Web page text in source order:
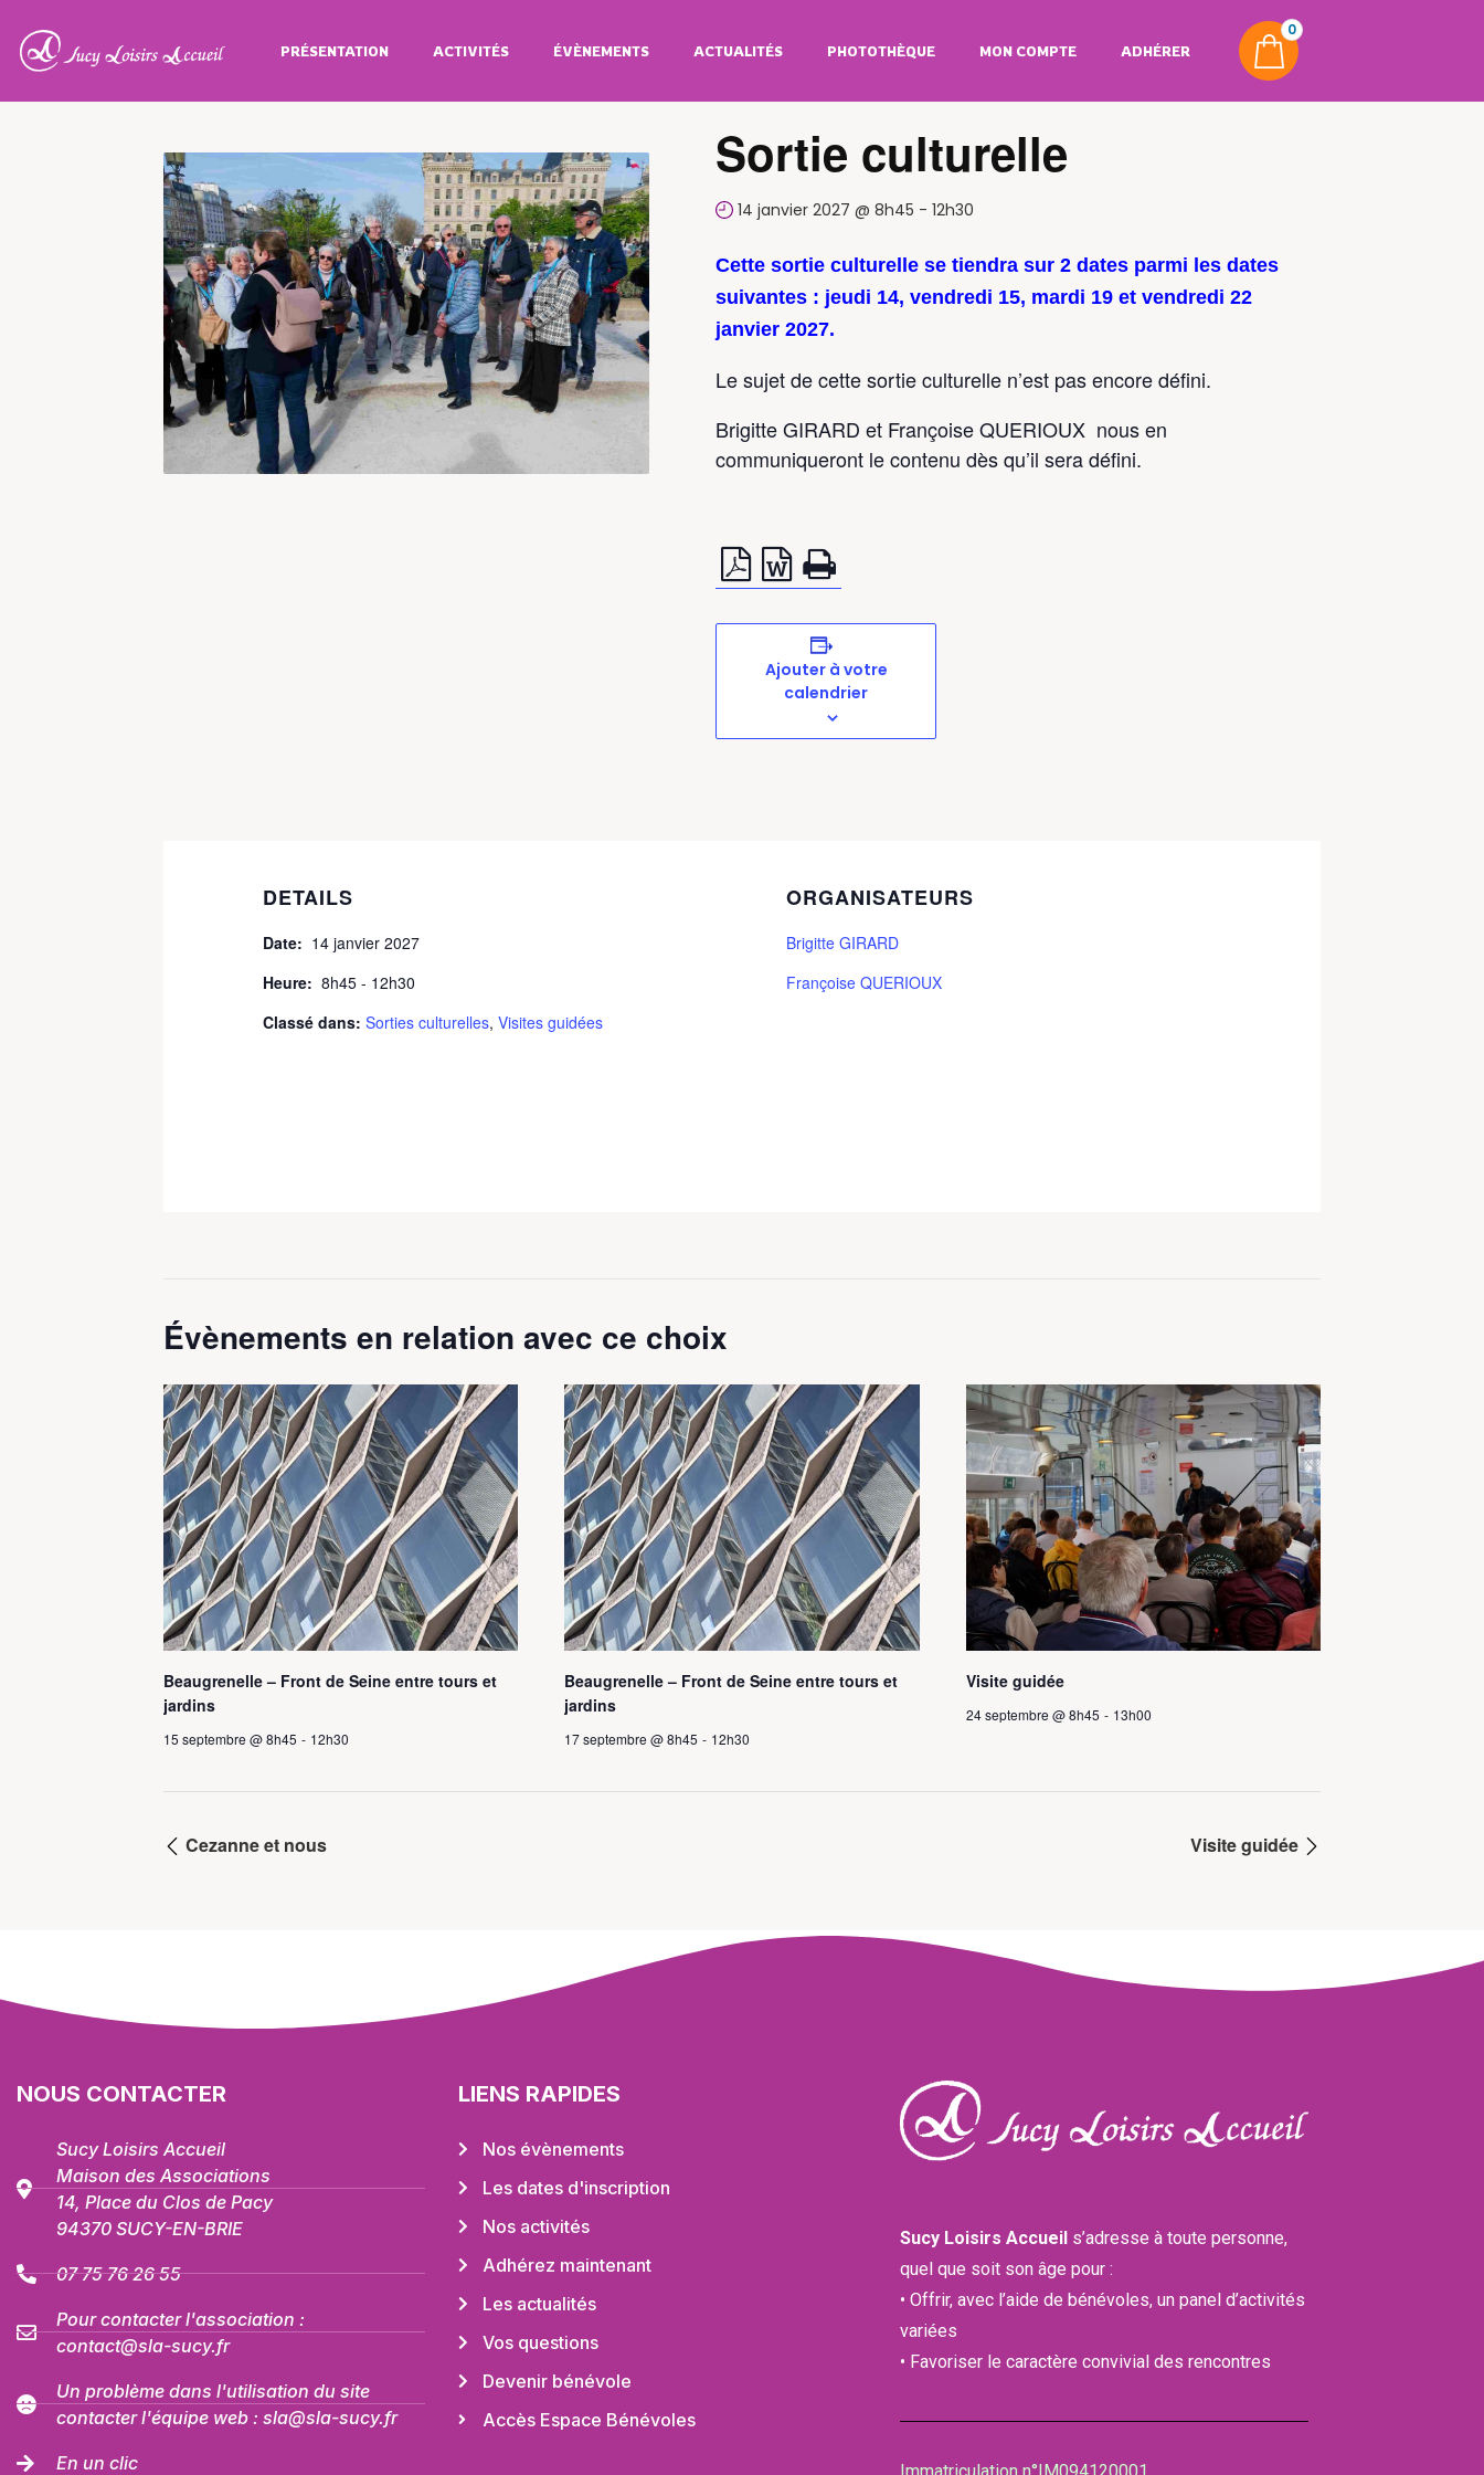
PRÉSENTATION ACTIVITÉS ÉVÈNEMENTS ACTUALITÉS PHOTOTHÈQUE MON COMPTE ADHÉRER
0
Sortie culturelle
14 janvier 2027 @ 8h45 -12h30
Cette sortie culturelle se tiendra sur 2 dates parmi les dates
suivantes : jeudi 14, vendredi 15, mardi 19 et vendredi 22
janvier 2027.
Le sujet de cette sortie culturelle n’est pas encore défini.
Brigitte GIRARD et Françoise QUERIOUX nous en
communiqueront le contenu dès qu’il sera défini.
Ajouter à votre
calendrier
DETAILS
Date: 14 janvier 2027
Heure: 8h45 - 12h30
Classé dans: Sorties culturelles, Visites guidées
ORGANISATEURS
Brigitte GIRARD
Françoise QUERIOUX
Évènements en relation avec ce choix
Beaugrenelle – Front de Seine entre tours et
jardins
15 septembre @ 8h45 - 12h30
Beaugrenelle – Front de Seine entre tours et
jardins
17 septembre @ 8h45 - 12h30
Visite guidée
24 septembre @ 8h45 - 13h00
Cezanne et nous Visite guidée
NOUS CONTACTER
Sucy Loisirs Accueil
Maison des Associations
14, Place du Clos de Pacy
94370 SUCY-EN-BRIE
07 75 76 26 55
Pour contacter l'association :
contact@sla-sucy.fr
Un problème dans l'utilisation du site
contacter l'équipe web : sla@sla-sucy.fr
En un clic
LIENS RAPIDES
Nos évènements
Les dates d'inscription
Nos activités
Adhérez maintenant
Les actualités
Vos questions
Devenir bénévole
Accès Espace Bénévoles
Sucy Loisirs Accueil s’adresse à toute personne,
quel que soit son âge pour :
• Offrir, avec l’aide de bénévoles, un panel d’activités
variées
• Favoriser le caractère convivial des rencontres